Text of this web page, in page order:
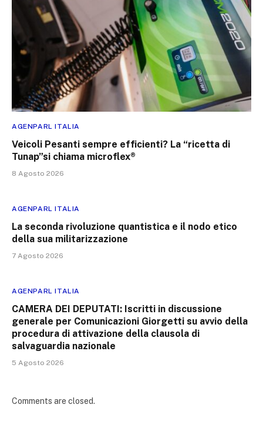
AGENPARL ITALIA
Veicoli Pesanti sempre efficienti? La “ricetta di
Tunap”si chiama microflex®
8 Agosto 2026
AGENPARL ITALIA
La seconda rivoluzione quantistica e il nodo etico
della sua militarizzazione
7 Agosto 2026
AGENPARL ITALIA
CAMERA DEI DEPUTATI: Iscritti in discussione
generale per Comunicazioni Giorgetti su avvio della
procedura di attivazione della clausola di
salvaguardia nazionale
5 Agosto 2026
Comments are closed.